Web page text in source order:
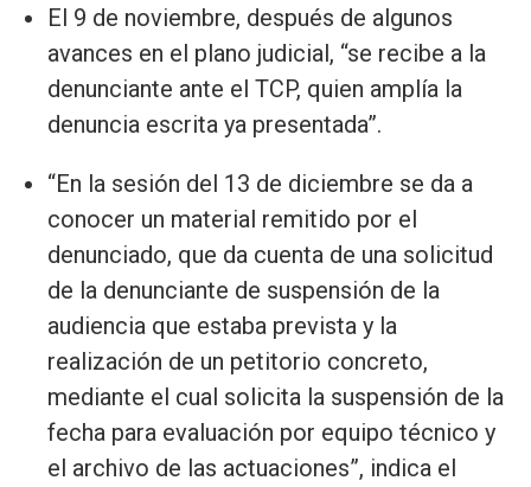
El 9 de noviembre, después de algunos
avances en el plano judicial, “se recibe a la
denunciante ante el TCP, quien amplía la
denuncia escrita ya presentada”.
“En la sesión del 13 de diciembre se da a
conocer un material remitido por el
denunciado, que da cuenta de una solicitud
de la denunciante de suspensión de la
audiencia que estaba prevista y la
realización de un petitorio concreto,
mediante el cual solicita la suspensión de la
fecha para evaluación por equipo técnico y
el archivo de las actuaciones”, indica el